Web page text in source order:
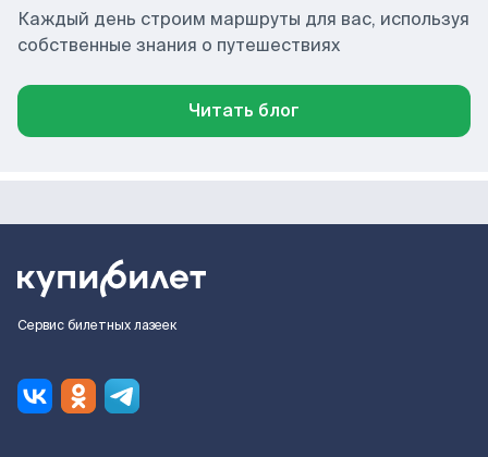
Каждый день строим маршруты для вас, используя
собственные знания о путешествиях
Читать блог
Сервис билетных лазеек